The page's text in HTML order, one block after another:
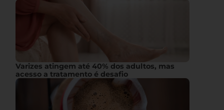
Varizes atingem até 40% dos adultos, mas
acesso a tratamento é desafio